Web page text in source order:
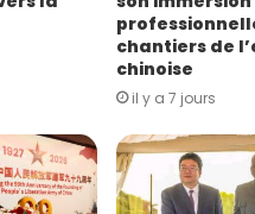
Français)chantiers de
chinoise
il y a 7 jours